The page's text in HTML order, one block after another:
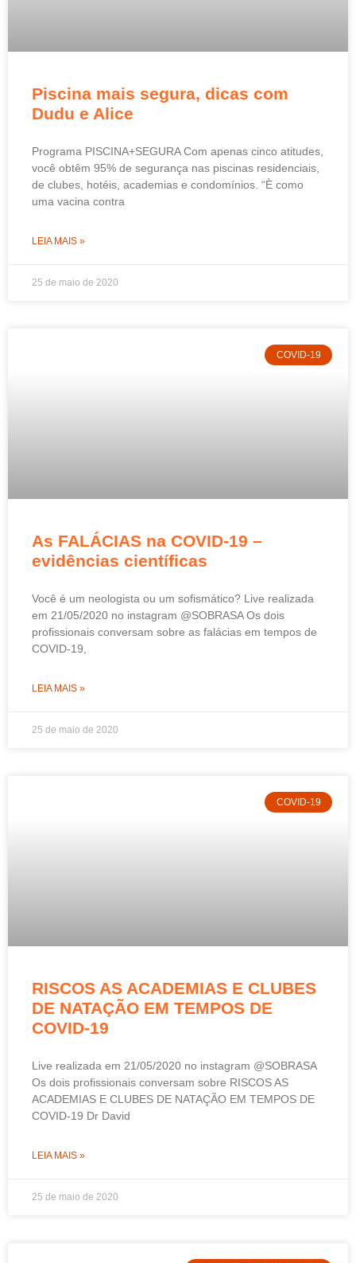
Piscina mais segura, dicas com
Dudu e Alice
Programa PISCINA+SEGURA Com apenas cinco atitudes,
você obtêm 95% de segurança nas piscinas residenciais,
de clubes, hotéis, academias e condomínios. “È como
uma vacina contra
LEIA MAIS »
25 de maio de 2020
COVID-19
As FALÁCIAS na COVID-19 –
evidências científicas
Você é um neologista ou um sofismático? Live realizada
em 21/05/2020 no instagram @SOBRASA Os dois
profissionais conversam sobre as falácias em tempos de
COVID-19,
LEIA MAIS »
25 de maio de 2020
COVID-19
RISCOS AS ACADEMIAS E CLUBES
DE NATAÇÃO EM TEMPOS DE
COVID-19
Live realizada em 21/05/2020 no instagram @SOBRASA
Os dois profissionais conversam sobre RISCOS AS
ACADEMIAS E CLUBES DE NATAÇÃO EM TEMPOS DE
COVID-19 Dr David
LEIA MAIS »
25 de maio de 2020